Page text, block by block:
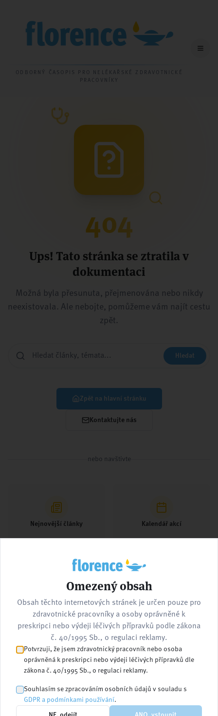
ODBORNÝ ČASOPIS PRO NELÉKAŘSKÉ ZDRAVOTNICKÉ
PRACOVNÍKY
404
Ups! Tato stránka se ztratila v
dokumentaci
Možná byla přesunuta, přejmenována nebo nikdy
neexistovala. Ale nebojte, pomůžeme vám najít cestu
zpět.
Hledat
Zpět na hlavní stránku
Kontaktujte nás
nebo navštivte
Nejnovější články Kalendář akcí
Zůstaňte v obraze
Omezený obsah
Obsah těchto internetových stránek je určen pouze pro
zdravotnické pracovníky a osoby oprávněné k
preskripci nebo výdeji léčivých přípravků podle zákona
č. 40/1995 Sb., o regulaci reklamy.
Potvrzuji, že jsem zdravotnický pracovník nebo osoba
oprávněná k preskripci nebo výdeji léčivých přípravků dle
zákona č. 40/1995 Sb., o regulaci reklamy.
Souhlasím se zpracováním osobních údajů v souladu s
GDPR a podmínkami používání.